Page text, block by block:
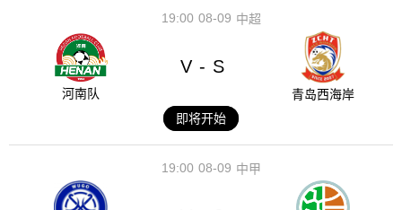
08-09
19:00 中超
河南队
V - S
青岛西海岸
即将开始
08-09
19:00 中甲